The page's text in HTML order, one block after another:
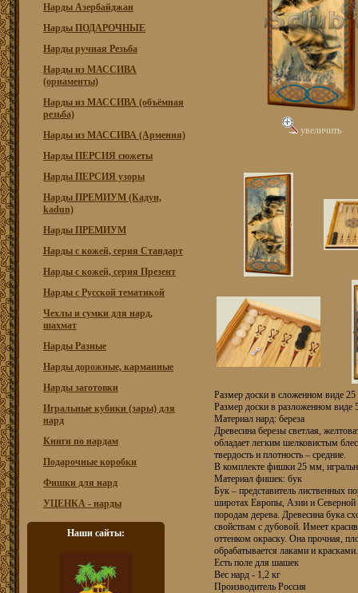
Нарды Азербайджан
Нарды ПОДАРОЧНЫЕ
Нарды ручная Резьба
Нарды из МАССИВА
(орнаменты)
Нарды из МАССИВА (объёмная
резьба)
Нарды из МАССИВА (Армения)
Нарды ПЕРСИЯ сюжеты
Нарды ПЕРСИЯ узоры
Нарды ПРЕМИУМ (Кадун,
kadun)
Нарды ПРЕМИУМ
Нарды с кожей, серия Стандарт
Нарды с кожей, серия Презент
Нарды с Русской тематикой
Чехлы и сумки для нард,
шахмат
Нарды Разные
Нарды дорожные, карманные
Нарды заготовки
Игральные кубики (зары) для
нард
Книги по нардам
Подарочные коробки
Фишки для нард
УЦЕНКА - нарды
Наши сайты:
увеличить
Размер доски в сложенном виде 25
Размер доски в разложенном виде
Материал нард: береза
Древесина березы светлая,
обладает легким шелковистым
твердость и плотность – средние.
В комплекте фишки 25 мм,
Материал фишек: бук
Бук – представитель лиственных
широтах Европы, Азии и
породам дерева. Древесина бука
свойствам с дубовой. Имеет
оттенком окраску. Она прочная,
обрабатывается лаками и красками.
Есть поле для шашек
Вес нард - 1,2 кг
Производитель Россия